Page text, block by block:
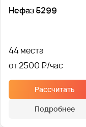
Нефаз 5299
44 места
от 2500 ₽
Рассчитать
Подробнее